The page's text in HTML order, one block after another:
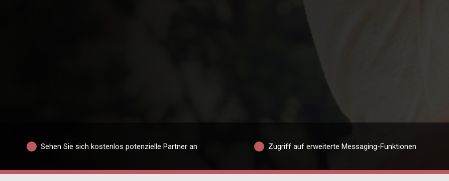
Sehen Sie sich kostenlos potenzielle Partner an Zugriff auf erweiterte Messaging-Funktionen